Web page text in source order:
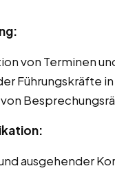
von Terminen
Führungskräfte in
ausgehender